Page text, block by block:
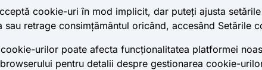
cookie-uri în mod implicit, dar puteți ajusta
sau retrage consimțământul oricând, accesând Setările
urilor poate afecta funcționalitatea platformei
pentru detalii despre gestionarea cookie-